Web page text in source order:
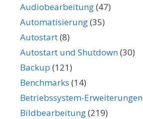
Audiobearbeitung(47)
Automatisierung(35)
Autostart(8)
Autostart und Shutdown(30)
Backup (121)
Benchmarks (14)
Betriebssystem-Erweiterungen
Bildbearbeitung(219)